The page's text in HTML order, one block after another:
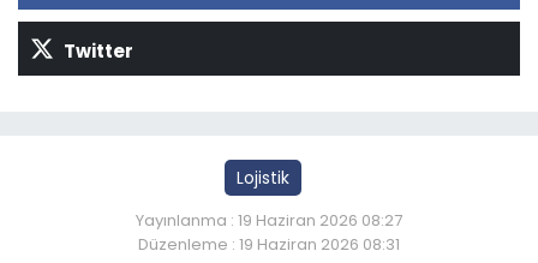
Twitter
Lojistik
Yayınlanma : 19 Haziran 2026 08:27
Düzenleme : 19 Haziran 2026 08:31